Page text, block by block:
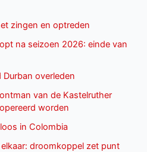
zingen en optreden
na seizoen 2026: einde van
Durban overleden
van de Kastelruther
worden
in Colombia
droomkoppel zet punt